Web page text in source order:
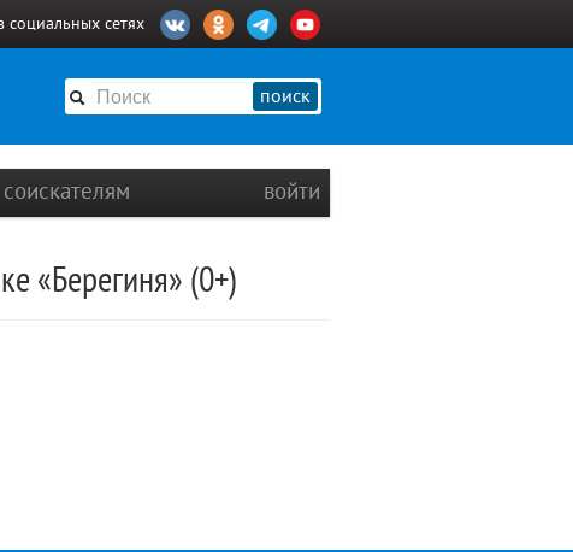
социальных сетях
поиск
соискателям войти
«Берегиня» (0+)